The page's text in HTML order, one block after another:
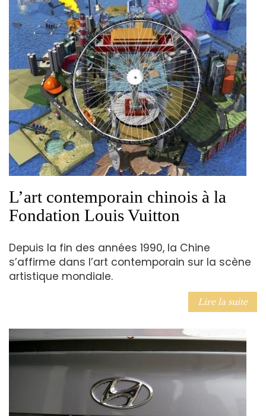
L’art contemporain chinois à la
Fondation Louis Vuitton
Depuis la fin des années 1990, la Chine
s’affirme dans l’art contemporain sur la scène
artistique mondiale.
Lire la suite